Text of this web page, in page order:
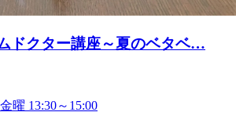
ドクター講座～夏のベタベ…
曜 13:30～15:00